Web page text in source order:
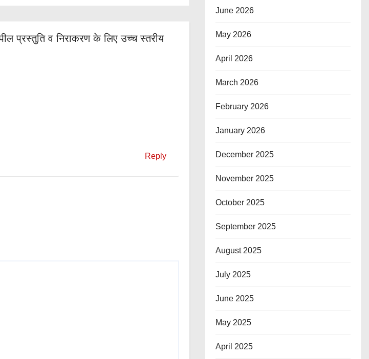
प्रस्तुति व निराकरण के लिए उच्च स्तरीय
Reply
June 2026
May 2026
April 2026
March 2026
February 2026
January 2026
December 2025
November 2025
October 2025
September 2025
August 2025
July 2025
June 2025
May 2025
April 2025